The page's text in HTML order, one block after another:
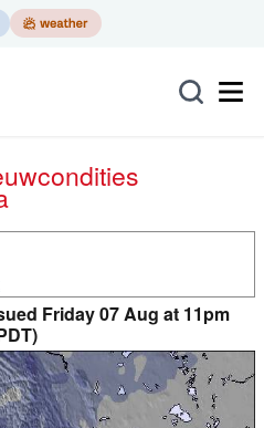
Friday 07 Aug at 11pm